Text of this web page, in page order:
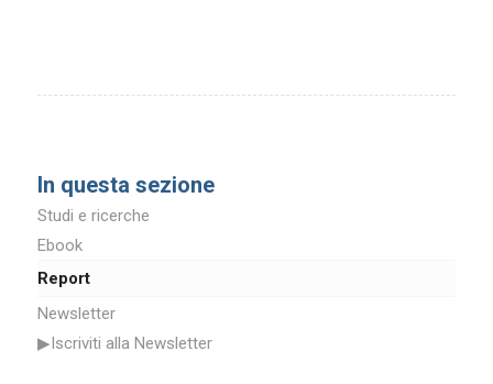
In questa sezione
Studi e ricerche
Ebook
Report
Newsletter
▶Iscriviti alla Newsletter